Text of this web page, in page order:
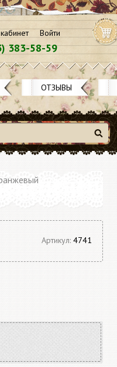
Войти
383-58-59
ОТЗЫВЫ
Найти
Артикул: 4741